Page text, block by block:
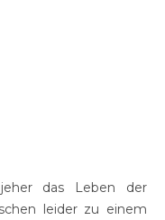
das Leben der
leider zu einem